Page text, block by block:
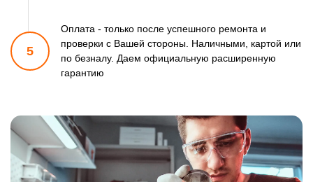
5
Оплата - только после успешного ремонта и
проверки с Вашей стороны. Наличными, картой или
по безналу. Даем официальную расширенную
гарантию